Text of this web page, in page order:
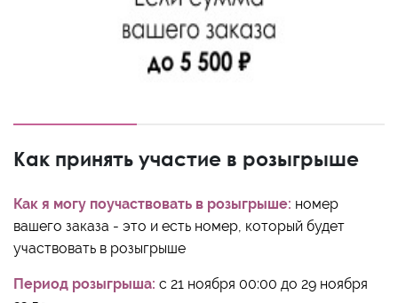
Как принять участие в розыгрыше
Как я могу поучаствовать в розыгрыше: номер
вашего заказа - это и есть номер, который будет
участвовать в розыгрыше
Период розыгрыша: с 21 ноября 00:00 до 29 ноября